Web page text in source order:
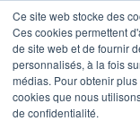
Ce site web stocke des
Ces cookies permettent
de site web et de fournir
personnalisés, à la fois
médias. Pour obtenir
cookies que nous
de confidentialité.
Articles de blog